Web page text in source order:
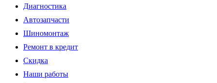
Диагностика
Автозапчасти
Шиномонтаж
Ремонт в кредит
Скидка
Наши работы